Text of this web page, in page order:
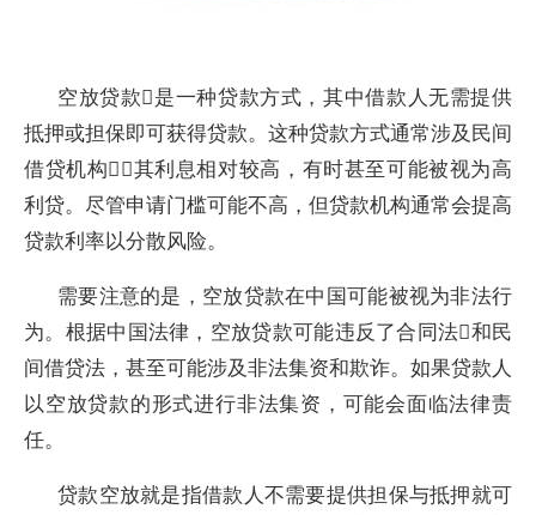
空放贷款是一种贷款方式，其中借款人无需提供
抵押或担保即可获得贷款。这种贷款方式通常涉及民间
借贷机构，其利息相对较高，有时甚至可能被视为高
利贷。尽管申请门槛可能不高，但贷款机构通常会提高
贷款利率以分散风险。
需要注意的是，空放贷款在中国可能被视为非法行
为。根据中国法律，空放贷款可能违反了合同法和民
间借贷法，甚至可能涉及非法集资和欺诈。如果贷款人
以空放贷款的形式进行非法集资，可能会面临法律责
任。
贷款空放就是指借款人不需要提供担保与抵押就可